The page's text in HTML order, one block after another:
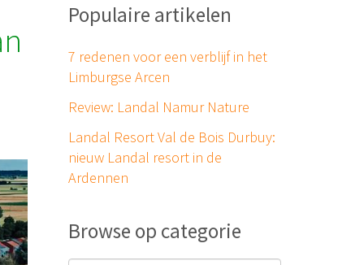
Populaire artikelen
7 redenen voor een verblijf in het
Limburgse Arcen
Review: Landal Namur Nature
Landal Resort Val de Bois Durbuy:
nieuw Landal resort in de
Ardennen
Browse op categorie